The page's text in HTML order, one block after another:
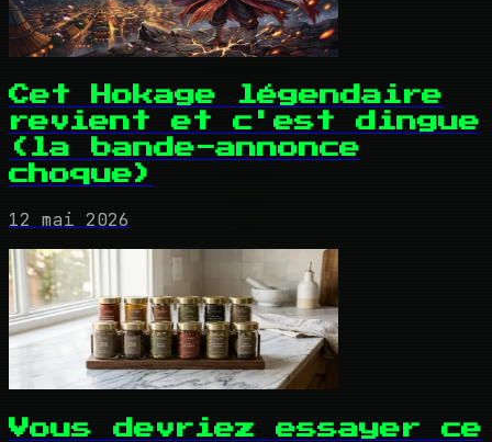
Cet Hokage légendaire
revient et c'est dingue
(la bande-annonce
choque)
12 mai 2026
Vous devriez essayer ce